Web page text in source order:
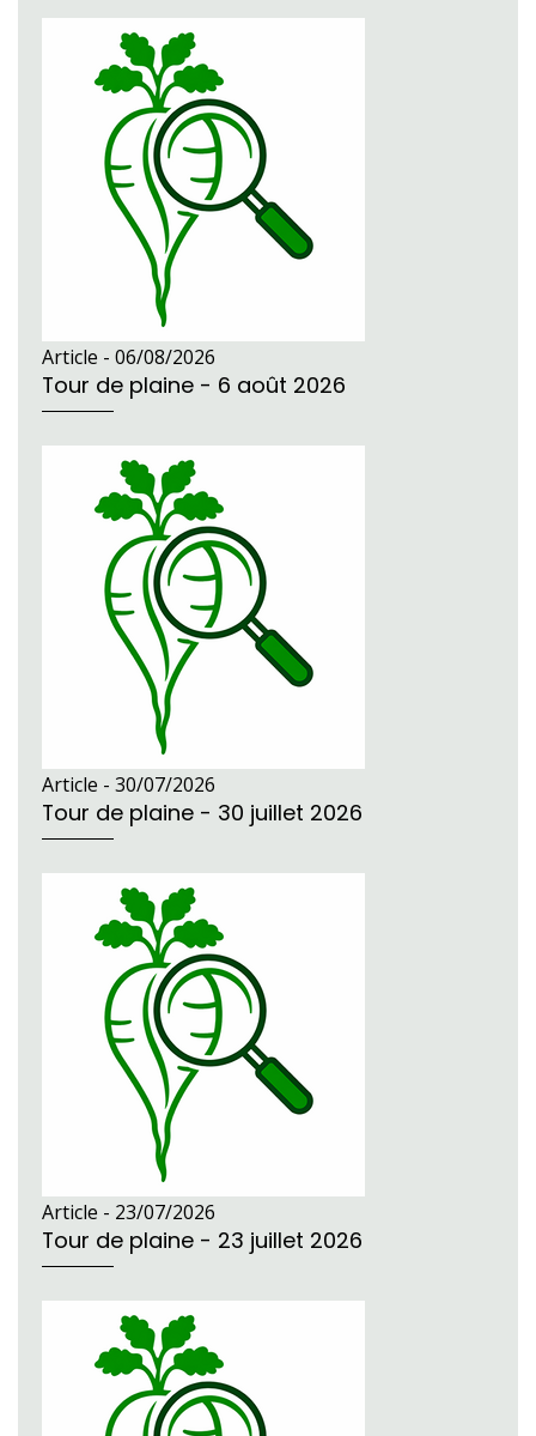
Article - 06/08/2026
Tour de plaine - 6 août 2026
Article - 30/07/2026
Tour de plaine - 30 juillet 2026
Article - 23/07/2026
Tour de plaine - 23 juillet 2026